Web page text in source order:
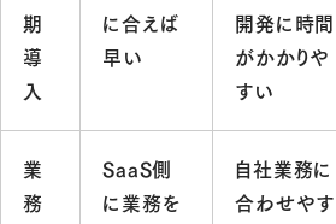
期
導
入
に合えば
早い
開発に時間
がかかりや
すい
業
務
SaaS側
に業務を
自社業務に
合わせやす